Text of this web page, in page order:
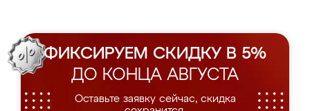
ФИКСИРУЕМ СКИДКУ В 5%
ДО КОНЦА АВГУСТА
Оставьте заявку сейчас, скидка